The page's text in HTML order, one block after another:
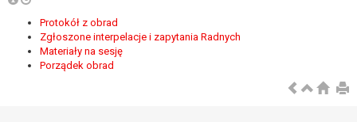
Protokół z obrad
Zgłoszone interpelacje i zapytania Radnych
Materiały na sesję
Porządek obrad
prawo sprzeciwu wobec przetwarzania
danych na podstawie art. 21 RODO, wobec
przetwarzania danych osobowych, którego